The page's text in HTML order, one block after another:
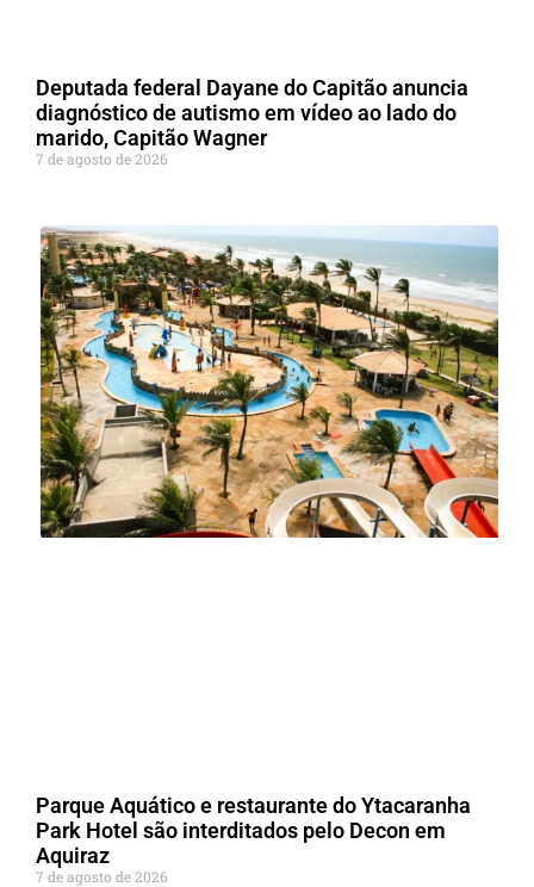
Deputada federal Dayane do Capitão anuncia
diagnóstico de autismo em vídeo ao lado do
marido, Capitão Wagner
7 de agosto de 2026
Parque Aquático e restaurante do Ytacaranha
Park Hotel são interditados pelo Decon em
Aquiraz
7 de agosto de 2026